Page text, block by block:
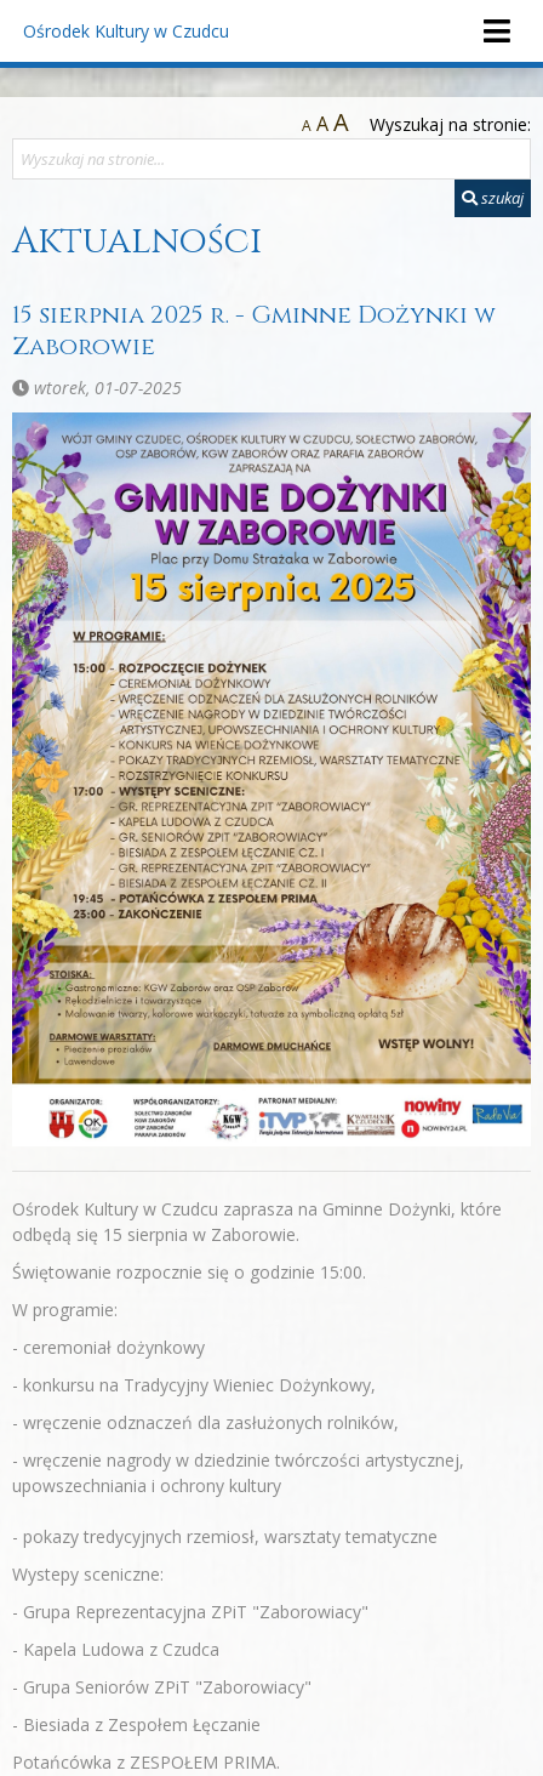
Ośrodek Kultury w Czudcu
A AA Wyszukaj na stronie:
szukaj
Aktualności
15 sierpnia 2025 r. - Gminne Dożynki w
Zaborowie
wtorek, 01-07-2025
Ośrodek Kultury w Czudcu zaprasza na Gminne Dożynki, które
odbędą się 15 sierpnia w Zaborowie.
Świętowanie rozpocznie się o godzinie 15:00.
W programie:
- ceremoniał dożynkowy
- konkursu na Tradycyjny Wieniec Dożynkowy,
- wręczenie odznaczeń dla zasłużonych rolników,
- wręczenie nagrody w dziedzinie twórczości artystycznej,
upowszechniania i ochrony kultury
- pokazy tredycyjnych rzemiosł, warsztaty tematyczne
Wystepy sceniczne:
- Grupa Reprezentacyjna ZPiT "Zaborowiacy"
- Kapela Ludowa z Czudca
- Grupa Seniorów ZPiT "Zaborowiacy"
- Biesiada z Zespołem Łęczanie
Potańcówka z ZESPOŁEM PRIMA.